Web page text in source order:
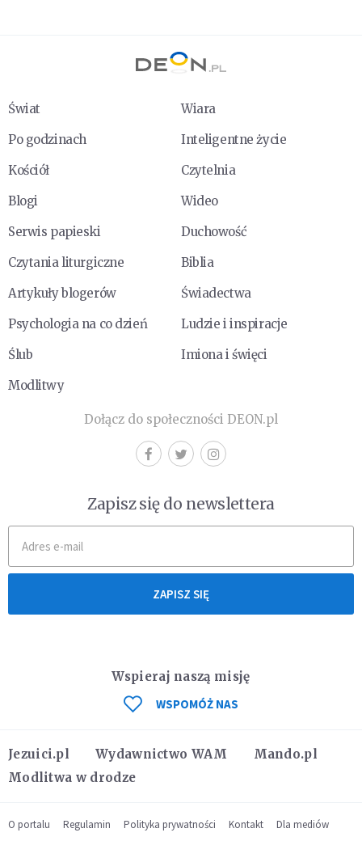
Świat
Wiara
Po godzinach
Inteligentne życie
Kościół
Czytelnia
Blogi
Wideo
Serwis papieski
Duchowość
Czytania liturgiczne
Biblia
Artykuły blogerów
Świadectwa
Psychologia na co dzień
Ludzie i inspiracje
Ślub
Imiona i święci
Modlitwy
Dołącz do społeczności DEON.pl
Zapisz się do newslettera
ZAPISZ SIĘ
Jezuici.pl Wydawnictwo WAM
Mando.pl
Modlitwa w drodze
Wspieraj naszą misję
WSPOMÓŻ NAS
O portalu Regulamin Polityka prywatności Kontakt Dla mediów